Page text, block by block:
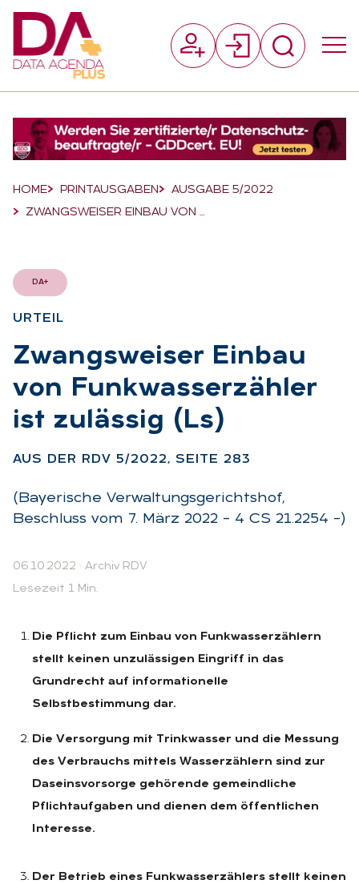
Breadcrumb-Navigation
HOME PRINTAUSGABEN
AUSGABE 5/2022
ZWANGSWEISER EINBAU VON …
DA+
UR­TEIL
:
Zwangs­wei­ser Ein­bau
von Funk­was­ser­zäh­ler
ist zu­läs­sig (Ls)
AUS DER RDV 5/2022, SEI­TE 283
(Bayerische Verwaltungsgerichtshof,
Beschluss vom 7. März 2022 – 4 CS 21.2254 –)
06.10.2022 · Archiv RDV
Lesezeit 1 Min.
Die Pflicht zum Einbau von Funkwasserzählern
stellt keinen unzulässigen Eingriff in das
Grundrecht auf informationelle
Selbstbestimmung dar.
Die Versorgung mit Trinkwasser und die Messung
des Verbrauchs mittels Wasserzählern sind zur
Daseinsvorsorge gehörende gemeindliche
Pflichtaufgaben und dienen dem öffentlichen
Interesse.
Der Betrieb eines Funkwasserzählers stellt keinen